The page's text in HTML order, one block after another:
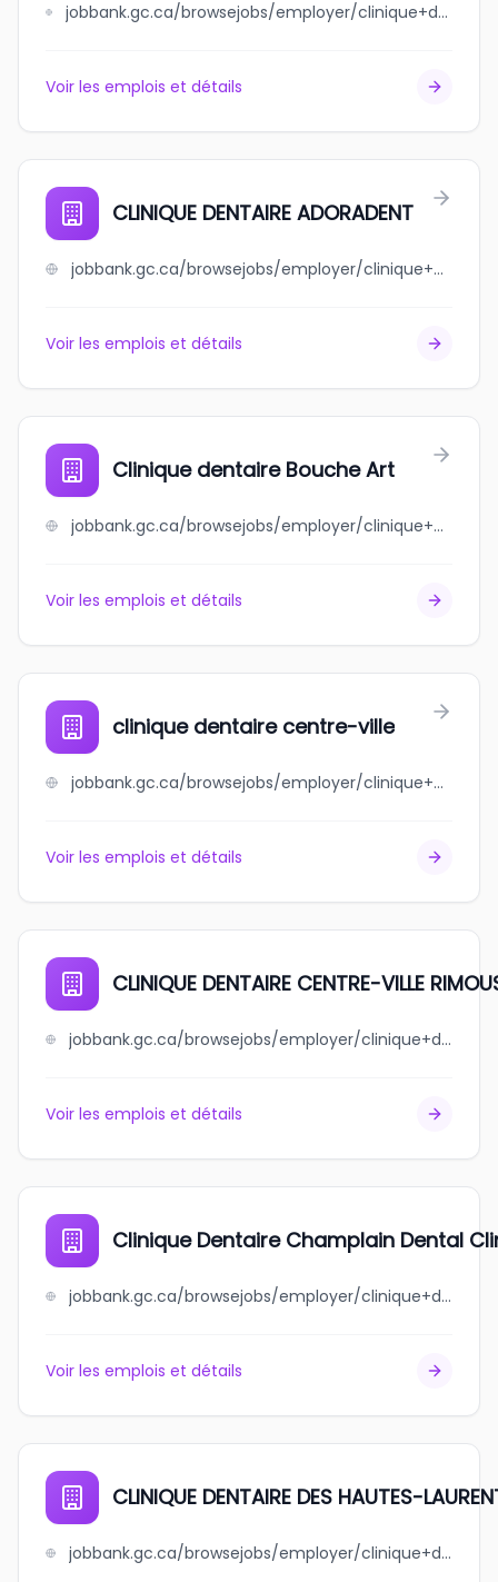
jobbank.gc.ca/browsejobs/employer/clinique+de+m%C3%A9decine+industrielle+et+pr%C3%A9ventive+du+qu%C3%A9bec/ca
Voir les emplois et détails
CLINIQUE DENTAIRE ADORADENT
jobbank.gc.ca/browsejobs/employer/clinique+dentaire+adoradent/ca
Voir les emplois et détails
Clinique dentaire Bouche Art
jobbank.gc.ca/browsejobs/employer/clinique+dentaire+bouche+art/ca
Voir les emplois et détails
clinique dentaire centre-ville
jobbank.gc.ca/browsejobs/employer/clinique+dentaire+centre-ville/ca
Voir les emplois et détails
CLINIQUE DENTAIRE CENTRE-VILLE
jobbank.gc.ca/browsejobs/employer/clinique+dentaire+centre-ville+rimouski+inc./ca
Voir les emplois et détails
Clinique Dentaire Champlain Dental
jobbank.gc.ca/browsejobs/employer/clinique+dentaire+champlain+dental+clinic+inc./ca
Voir les emplois et détails
CLINIQUE DENTAIRE DES HAUTES-
jobbank.gc.ca/browsejobs/employer/clinique+dentaire+des+hautes-laurentides+inc./ca